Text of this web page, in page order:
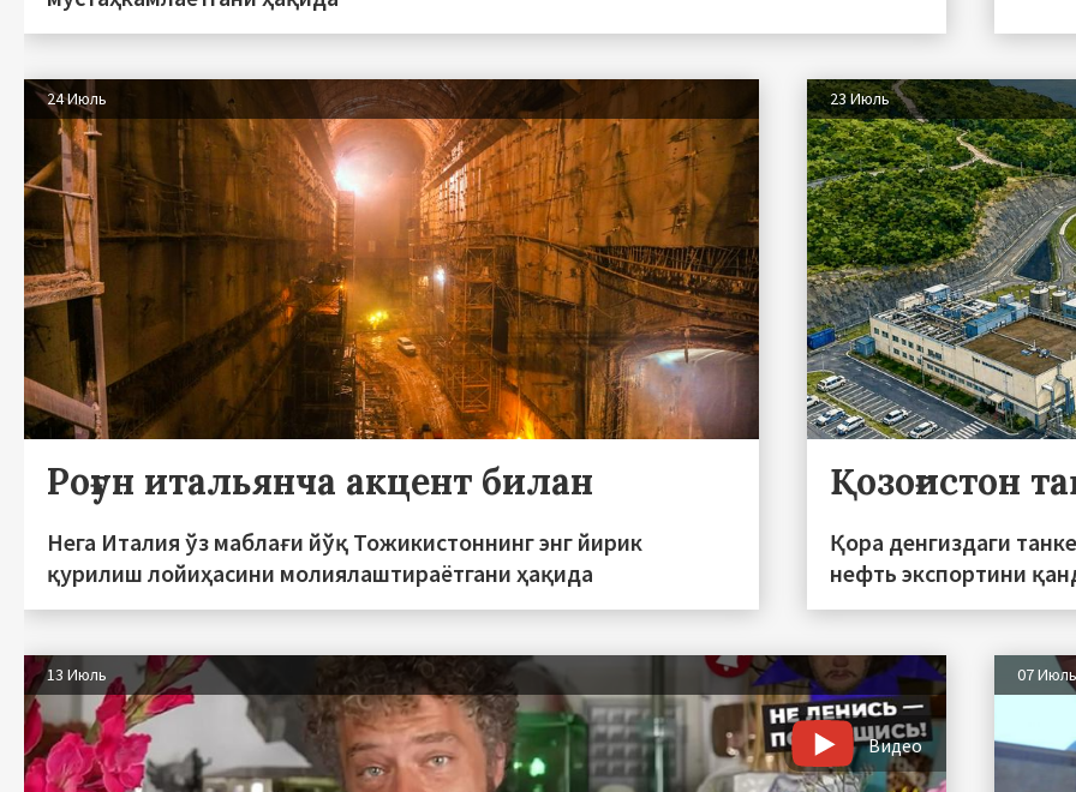
24 Июль
Роғун итальянча акцент билан
Нега Италия ўз маблағи йўқ Тожикистоннинг энг йирик
қурилиш лойиҳасини молиялаштираётгани ҳақида
23 Июль
Қозоғистон
Қора денгиздаги
нефть экспортини
13 Июль
Видео
07